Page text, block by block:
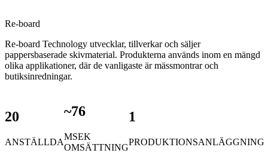
Re-board
Re-board Technology utvecklar, tillverkar och säljer
pappersbaserade skivmaterial. Produkterna används inom en mängd
olika applikationer, där de vanligaste är mässmontrar och
butiksinredningar.
20
ANSTÄLLDA
~76
MSEK
OMSÄTTNING
1
PRODUKTIONSANLÄGGNING